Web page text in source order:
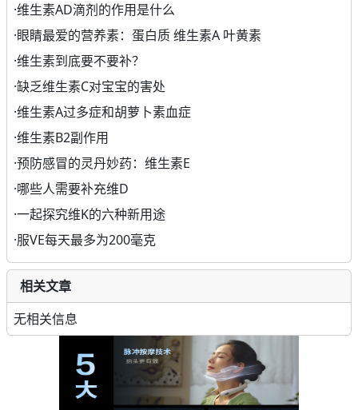
·维生素AD滴剂的作用是什么
·眼睛最爱的营养素：蛋白质 维生素A 叶黄素
·维生素到底要不要补？
·缺乏维生素C对宝宝的害处
·维生素A过多症和胡萝卜素血症
·维生素B2副作用
·预防感冒的灵丹妙药：维生素E
·哪些人需要补充维D
·一起探究维K的六种新用途
·服VE每天最多为200毫克
相关文章
无相关信息